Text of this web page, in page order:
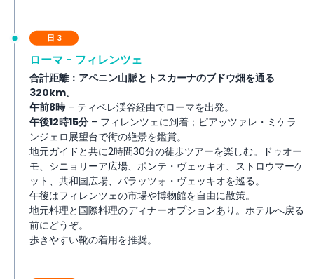
日 3
ローマ - フィレンツェ
合計距離：アペニン山脈とトスカーナのブドウ畑を通る
320km。
午前8時– ティベレ渓谷経由でローマを出発。
午後12時15分 – フィレンツェに到着；ピアッツァレ・ミケラ
ンジェロ展望台で街の絶景を鑑賞。
地元ガイドと共に2時間30分の徒歩ツアーを楽しむ。ドゥオー
モ、シニョリーア広場、ポンテ・ヴェッキオ、ストロウマーケ
ット、共和国広場、パラッツォ・ヴェッキオを巡る。
午後はフィレンツェの市場や博物館を自由に散策。
地元料理と国際料理のディナーオプションあり。ホテルへ戻る
前にどうぞ。
歩きやすい靴の着用を推奨。